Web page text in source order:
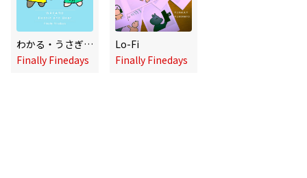
わかる・うさぎとくま
Finally Finedays
Lo-Fi
Finally Finedays